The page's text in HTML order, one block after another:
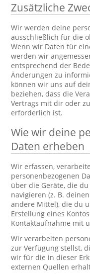
Zusätzliche
Wir werden deine
ausschließlich für die
Wenn wir Daten für
werden wir
entsprechend der
Änderungen zu
können wir uns auf
beziehen, dass die
Vertrags mit dir oder
erforderlich ist.
Wie wir deine
Daten erheben
Wir erfassen,
personenbezogenen
über die Geräte, die
navigieren (z. B.
andere Mittel), die du
Erstellung eines
Kontaktaufnahme mit
Wir verarbeiten
zur Verfügung stellst,
wir für die in dieser
externen Quellen